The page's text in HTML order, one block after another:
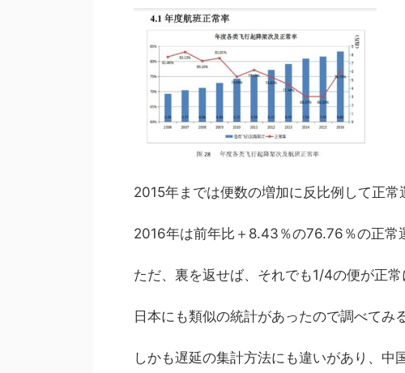
2015年までは便数の増加に反比例して正常
2016年は前年比＋8.43％の76.76％の正常
ただ、裏を返せば、それでも1/4の便が正
日本にも類似の統計があったので調べてみ
しかも遅延の集計方法にも違いがあり、